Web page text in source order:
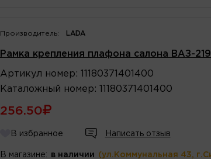
Производитель: LADA
Рамка крепления плафона салона ВАЗ-
Артикул номер : 11180371401400
Каталожный номер : 11180371401400
256.50
В избранное Написать отзыв
В магазине: в наличии (ул.Коммунальная 43,